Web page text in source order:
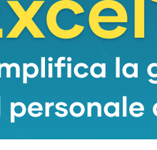
compiti destinaazione gioco